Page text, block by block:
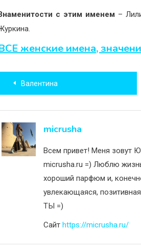
с этим именем –
женские имена,
Навигация
записям
Валентина
micrusha
Всем привет! Меня зовут
micrusha.ru =) Люблю
хороший парфюм и,
увлекающаяся,
ТЫ =)
Сайт https://micrusha.ru/